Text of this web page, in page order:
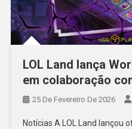
LOL Land lança
em colaboração
25 De Fevereiro De 2026
Notícias A LOL Land lançou